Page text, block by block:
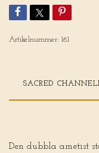
Artikelnummer: 161
SACRED
Den dubbla ametist